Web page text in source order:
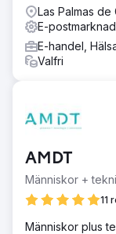
Las Palmas de
E-
E-handel,
Valfri
AMDT
Människor +
11
Människor plus